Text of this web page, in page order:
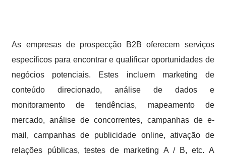
As empresas de prospecção B2B oferecem serviços
específicos para encontrar e qualificar oportunidades de
negócios potenciais. Estes incluem marketing de
conteúdo direcionado, análise de dados e
monitoramento de tendências, mapeamento de
mercado, análise de concorrentes, campanhas de e-
mail, campanhas de publicidade online, ativação de
relações públicas, testes de marketing A / B, etc. A